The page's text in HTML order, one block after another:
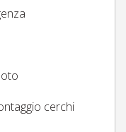
cerchi